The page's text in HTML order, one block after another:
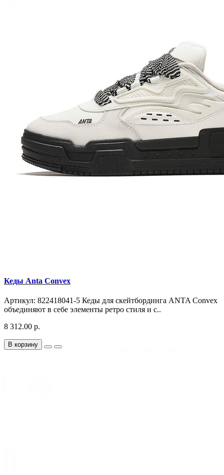
Кеды Anta Convex
Артикул: 822418041-5 Кеды для скейтбординга ANTA Convex
объединяют в себе элементы ретро стиля и с..
8 312.00 р.
В корзину